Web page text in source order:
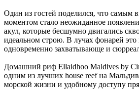
Один из гостей поделился, что самым
моментом стало неожиданное
акул, которые бесшумно двигались
идеальном строю. В лучах фонарей это
одновременно захватывающе и
Домашний риф Ellaidhoo Maldives by
одним из лучших house reef на
морской жизни и удобному доступу